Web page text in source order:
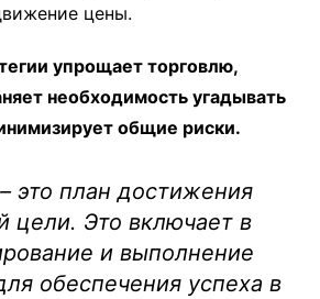
цены.
упрощает торговлю,
необходимость угадывать
общие риски.
это план достижения
цели. Это включает в
и выполнение
обеспечения успеха в